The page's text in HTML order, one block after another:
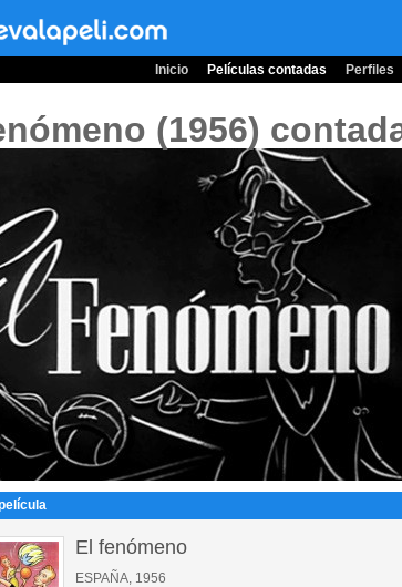
Inicio Películas contadas Perfiles
(1956)
El fenómeno
ESPAÑA, 1956